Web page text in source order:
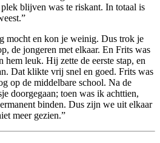
blijven was te riskant. In totaal is
mocht en kon je weinig. Dus trok je
de jongeren met elkaar. En Frits was
hem leuk. Hij zette de eerste stap, en
Dat klikte vrij snel en goed. Frits was
op de middelbare school. Na de
doorgegaan; toen was ik achttien,
binden. Dus zijn we uit elkaar
meer gezien.”